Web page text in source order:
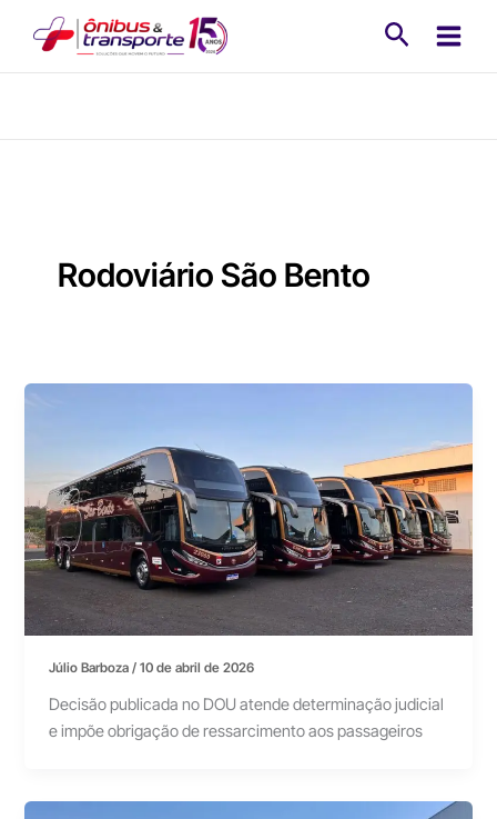
Rodoviário São Bento
Júlio Barboza/10 de abril de 2026
Decisão publicada no DOU atende determinação judicial
e impõe obrigação de ressarcimento aos passageiros